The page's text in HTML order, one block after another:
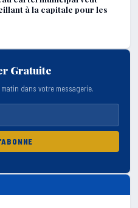
à la capitale pour les
Gratuite
dans votre messagerie.